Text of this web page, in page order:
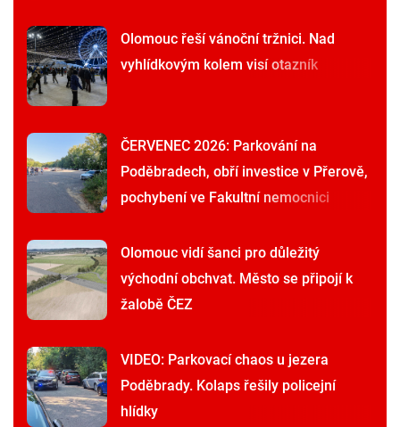
Olomouc řeší vánoční tržnici. Nad
vyhlídkovým kolem visí otazník
ČERVENEC 2026: Parkování na
Poděbradech, obří investice v Přerově,
pochybení ve Fakultní nemocnici
Olomouc vidí šanci pro důležitý
východní obchvat. Město se připojí k
žalobě ČEZ
VIDEO: Parkovací chaos u jezera
Poděbrady. Kolaps řešily policejní
hlídky